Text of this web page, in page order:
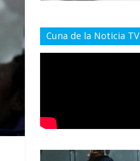
Cuna de la Noticia TV